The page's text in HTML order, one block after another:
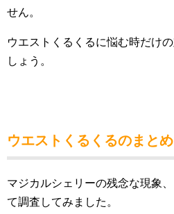
せん。
ウエストくるくるに悩む時だけ
しょう。
ウエストくるくるのまとめ
マジカルシェリーの残念な現象
て調査してみました。